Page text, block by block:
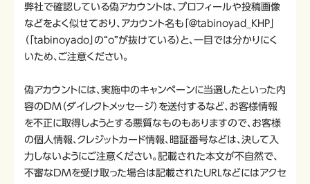
弊社で確認している偽アカウントは、プロフィールや投稿画像
などをよく似せており、アカウント名も「＠tabinoyad_KHP」
（「tabinoyado」の“o”が抜けている）と、一目では分かりにく
いため、ご注意ください。
偽アカウントには、実施中のキャンペーンに当選したといった内
容のDM（ダイレクトメッセージ）を送付するなど、お客様情報
を不正に取得しようとする悪質なものもありますので、お客様
の個人情報、クレジットカード情報、暗証番号などは、決して入
力しないようにご注意ください。記載された本文が不自然で、
不審なDMを受け取った場合は記載されたURLなどにはアクセ